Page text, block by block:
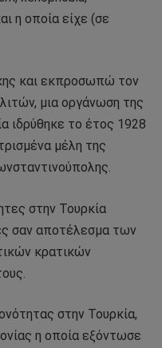
η οποία είχε (σε
και εκπροσωπώ τον
μια οργάνωση της
ιδρύθηκε το έτος 1928
μέλη της
στην Τουρκία
σαν αποτέλεσμα των
κρατικών
στην Τουρκία,
η οποία εξόντωσε